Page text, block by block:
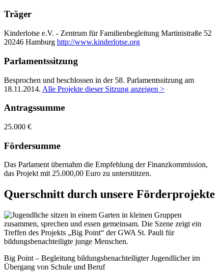
Träger
Kinderlotse e.V. - Zentrum für Familienbegleitung Martinistraße 52
20246 Hamburg http://www.kinderlotse.org
Parlamentssitzung
Besprochen und beschlossen in der 58. Parlamentssitzung am
18.11.2014. Alle Projekte dieser Sitzung anzeigen >
Antragssumme
25.000 €
Fördersumme
Das Parlament übernahm die Empfehlung der Finanzkommission,
das Projekt mit 25.000,00 Euro zu unterstützen.
Querschnitt durch unsere Förderprojekte
Big Point – Begleitung bildungsbenachteiligter Jugendlicher im
Übergang von Schule und Beruf